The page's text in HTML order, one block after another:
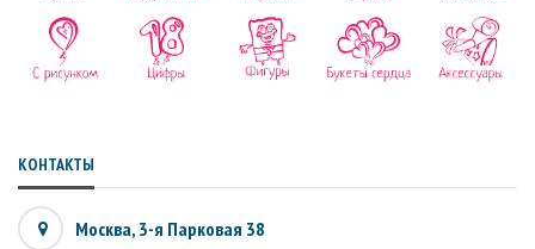
КОНТАКТЫ
Москва, 3-я Парковая 38